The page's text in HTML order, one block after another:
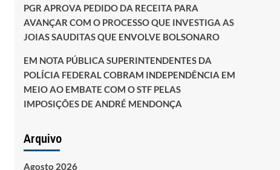
PGR APROVA PEDIDO DA RECEITA PARA
AVANÇAR COM O PROCESSO QUE INVESTIGA AS
JOIAS SAUDITAS QUE ENVOLVE BOLSONARO
EM NOTA PÚBLICA SUPERINTENDENTES DA
POLÍCIA FEDERAL COBRAM INDEPENDÊNCIA EM
MEIO AO EMBATE COM O STF PELAS
IMPOSIÇÕES DE ANDRÉ MENDONÇA
Arquivo
Agosto 2026